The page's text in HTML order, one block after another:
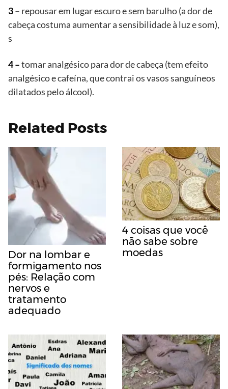
3 – repousar em lugar escuro e sem barulho (a dor de
cabeça costuma aumentar a sensibilidade à luz e som),
s
4 –tomar analgésico para dor de cabeça (tem efeito
analgésico e cafeína, que contrai os vasos sanguíneos
dilatados pelo álcool).
Related Posts
Dor na lombar e
formigamento nos
pés: Relação com
nervos e
tratamento
adequado
4 coisas que você
não sabe sobre
moedas